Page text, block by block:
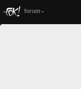
forum